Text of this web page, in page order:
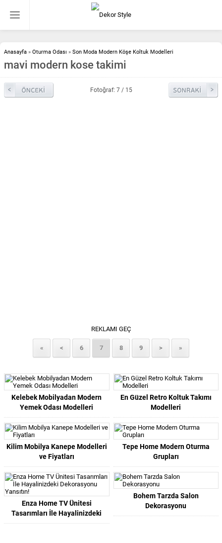
Anasayfa » Oturma Odası » Son Moda Modern Köşe Koltuk Modelleri
mavi modern kose takimi
Fotoğraf: 7 / 15
REKLAMI GEÇ
« < 6 7 8 9 > »
Kelebek Mobilyadan Modern
Yemek Odası Modelleri
En Güzel Retro Koltuk Takımı
Modelleri
Kilim Mobilya Kanepe Modelleri
ve Fiyatları
Tepe Home Modern Oturma
Grupları
Enza Home TV Ünitesi
Tasarımları İle Hayalinizdeki
Dekorasyonu Yansıtın!
Bohem Tarzda Salon
Dekorasyonu